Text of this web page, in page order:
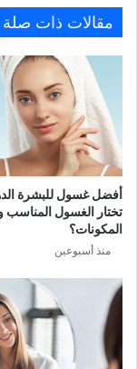
مقالات ذات صلة
أفضل غسول للبشرة
تختار الغسول المناسب
المكونات؟
منذ أسبوعين